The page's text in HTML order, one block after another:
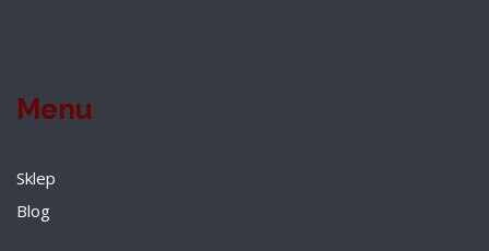
Menu
Sklep
Blog